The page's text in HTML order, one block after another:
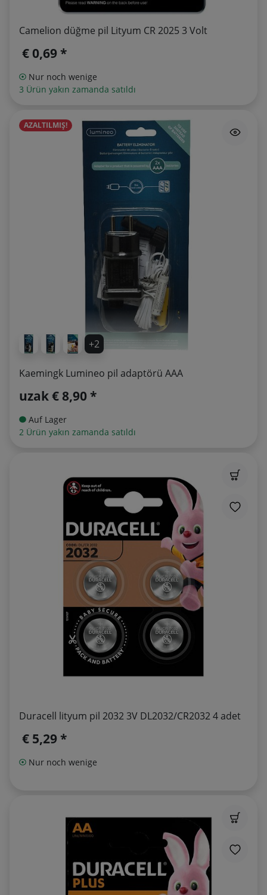
Camelion düğme pil Lityum CR 2025 3 Volt
€ 0,69 *
Nur noch wenige
3 Ürün yakın zamanda satıldı
+2
AZALTILMIŞ!
Kaemingk Lumineo pil adaptörü AAA
uzak€ 8,90 *
Auf Lager
2 Ürün yakın zamanda satıldı
Duracell lityum pil 2032 3V DL2032/CR2032 4 adet
€ 5,29 *
Nur noch wenige